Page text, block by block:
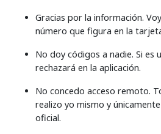
Gracias por la información.
número que figura en la
No doy códigos a nadie. Si es
rechazará en la aplicación.
No concedo acceso remoto.
realizo yo mismo y
oficial.